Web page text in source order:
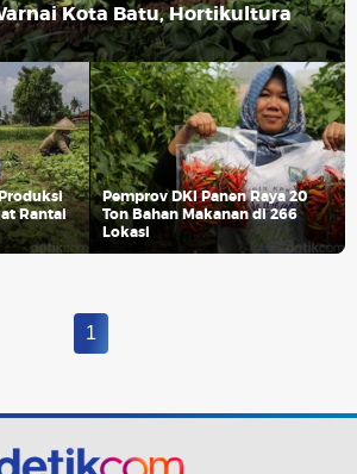
Kota Batu, Hortikultura
Rantai
Pemprov DKI Panen Raya 20
Ton Bahan Makanan di 266
Lokasi
1